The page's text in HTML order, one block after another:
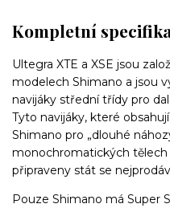
Kompletní
Ultegra XTE a XSE jsou
modelech Shimano a jsou
navijáky střední třídy pro
Tyto navijáky, které
Shimano pro „dlouhé
monochromatických tělech
připraveny stát se
Pouze Shimano má Super